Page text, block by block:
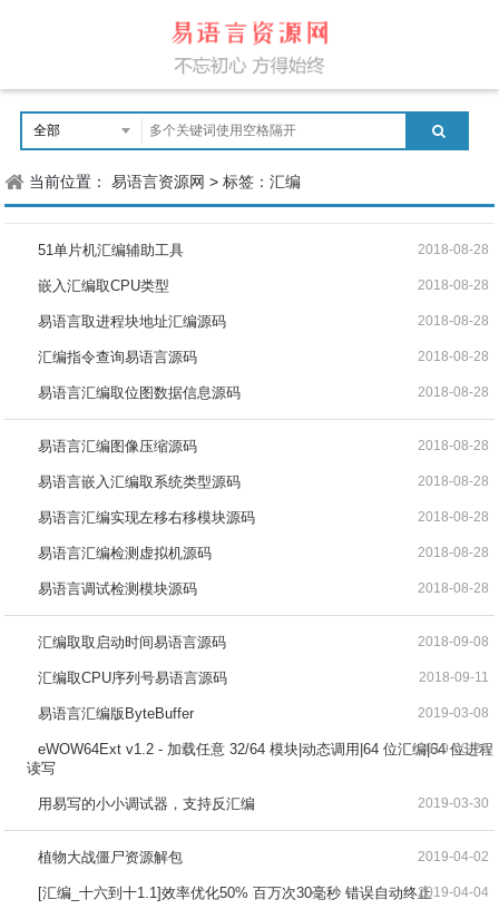
当前位置：易语言资源网 >标签：汇编
51单片机汇编辅助工具 2018-08-28
嵌入汇编取CPU类型 2018-08-28
易语言取进程块地址汇编源码 2018-08-28
汇编指令查询易语言源码 2018-08-28
易语言汇编取位图数据信息源码 2018-08-28
易语言汇编图像压缩源码 2018-08-28
易语言嵌入汇编取系统类型源码 2018-08-28
易语言汇编实现左移右移模块源码 2018-08-28
易语言汇编检测虚拟机源码 2018-08-28
易语言调试检测模块源码 2018-08-28
汇编取取启动时间易语言源码 2018-09-08
汇编取CPU序列号易语言源码 2018-09-11
易语言汇编版ByteBuffer 2019-03-08
eWOW64Ext v1.2 - 加载任意 32/64 模块|动态调用|64 位汇编|64 位进程
读写
2019-03-26
用易写的小小调试器，支持反汇编 2019-03-30
植物大战僵尸资源解包 2019-04-02
[汇编_十六到十1.1]效率优化50% 百万次30毫秒 错误自动终止2019-04-04